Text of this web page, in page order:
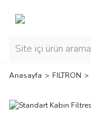
Anasayfa FILTRON